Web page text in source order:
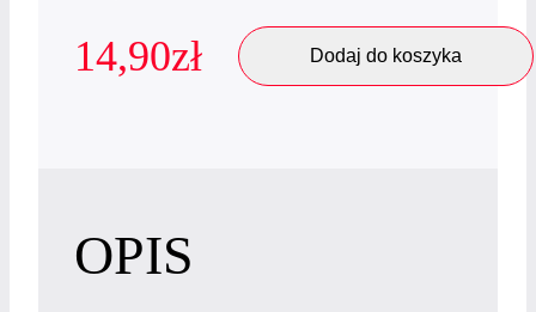
14,90zł Dodaj do koszyka
OPIS